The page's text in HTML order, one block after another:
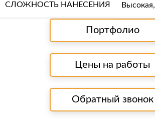
СЛОЖНОСТЬ НАНЕСЕНИЯ Высокая,
Портфолио
Цены на работы
Обратный звонок